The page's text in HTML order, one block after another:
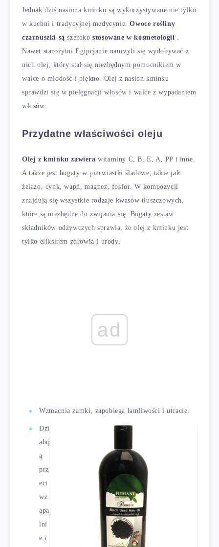
Jednak dziś nasiona kminku są wykorzystywane nie tylko
w kuchni i tradycyjnej medycynie.Owoce rośliny
czarnuszki są szerokostosowane w kosmetologii .
Nawet starożytni Egipcjanie nauczyli się wydobywać z
nich olej, który stał się niezbędnym pomocnikiem w
walce o młodość i piękno. Olej z nasion kminku
sprawdzi się w pielęgnacji włosów i walce z wypadaniem
włosów.
Przydatne właściwości oleju
Olej z kminku zawiera witaminy C, B, E, A, PP i inne.
A także jest bogaty w pierwiastki śladowe, takie jak:
żelazo, cynk, wapń, magnez, fosfor. W kompozycji
znajdują się wszystkie rodzaje kwasów tłuszczowych,
które są niezbędne do zwijania się. Bogaty zestaw
składników odżywczych sprawia, że ​​olej z kminku jest
tylko eliksirem zdrowia i urody.
ad
Wzmacnia zamki, zapobiega łamliwości i utracie.
Dzi
ałaj
ą
prz
eci
wz
apa
lni
e i